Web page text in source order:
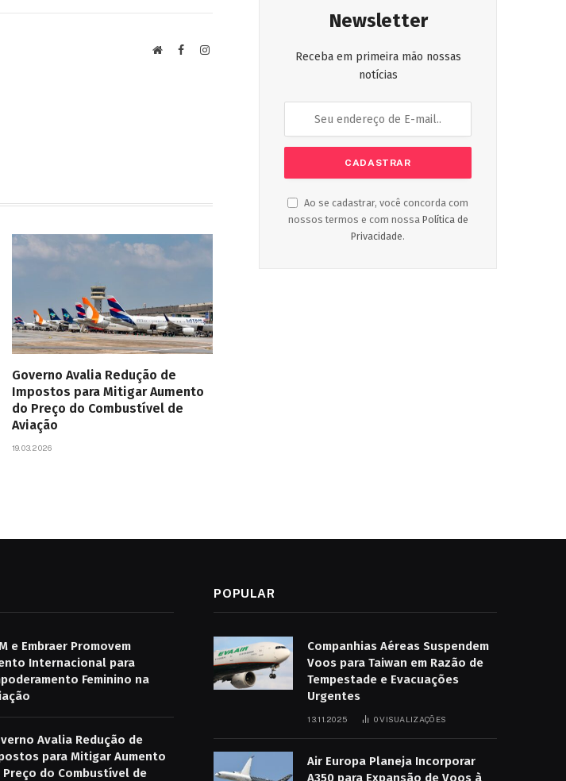
Site FacebookInstagram
Governo Avalia Redução de
Impostos para Mitigar Aumento
do Preço do Combustível de
Aviação
19.03.2026
Newsletter
Receba em primeira mão nossas
notícias
Ao se cadastrar, você concorda com
nossos termos e com nossa Política de
Privacidade.
e Embraer Promovem
Internacional para
Feminino na
Avalia Redução de
para Mitigar Aumento
Preço do Combustível de
POPULAR
Companhias Aéreas Suspendem
Voos para Taiwan em Razão de
Tempestade e Evacuações
Urgentes
13.11.2025 0VISUALIZAÇÕES
Air Europa Planeja Incorporar
A350 para Expansão de Voos à